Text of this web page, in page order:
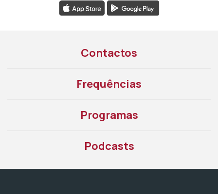
Contactos
Frequências
Programas
Podcasts